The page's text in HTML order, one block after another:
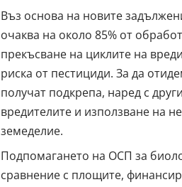
Въз основа на новите
очаква на около 85% от
прекъсване на циклите на
риска от пестициди. За да
получат подкрепа, наред с
вредителите и използване на
земеделие.
Подпомагането на ОСП за
сравнение с площите,